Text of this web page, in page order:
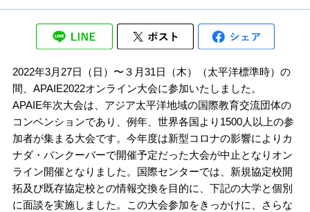
2022年3月27日（日）〜３月31日（木）（太平洋標準時）の
間、APAIE2022オンライン大会に参加いたしました。
APAIE年次大会は、アジア太平洋地域の国際教育交流団体の
コンベンションであり、例年、世界各国より1500人以上の参
加者が集まる大会です。今年度は新型コロナの影響によりカ
ナダ・バンクーバーで開催予定だった大会が中止となりオン
ライン開催となりました。国際センターでは、新規協定校開
拓及び既存協定校との情報交換を目的に、下記の大学と個別
に面談を実施しました。この大会参加をきっかけに、さらな